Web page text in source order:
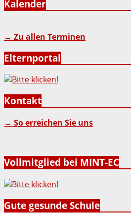
Kalender
→ Zu allen Terminen
Elternportal
Kontakt
→ So erreichen Sie uns
Vollmitglied bei MINT-EC
Gute gesunde Schule